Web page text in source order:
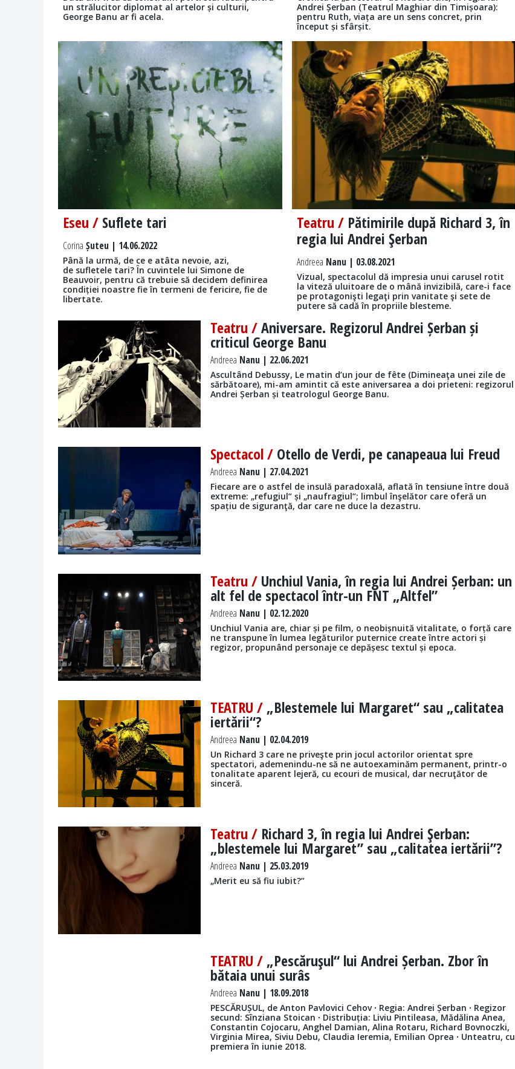
un strălucitor diplomat al artelor și culturii,
George Banu ar fi acela.
Andrei Șerban (Teatrul Maghiar din Timișoara):
pentru Ruth, viața are un sens concret, prin
început și sfârșit.
Eseu / Suflete tari
Corina Șuteu | 14.06.2022
Până la urmă, de ce e atâta nevoie, azi,
de sufletele tari? În cuvintele lui Simone de
Beauvoir, pentru că trebuie să decidem definirea
condiției noastre fie în termeni de fericire, fie de
libertate.
Teatru / Pătimirile după Richard 3, în
regia lui Andrei Şerban
Andreea Nanu | 03.08.2021
Vizual, spectacolul dă impresia unui carusel rotit
la viteză uluitoare de o mână invizibilă, care-i face
pe protagonişti legaţi prin vanitate şi sete de
putere să cadă în propriile blesteme.
Teatru /Aniversare. Regizorul Andrei Șerban și
criticul George Banu
Andreea Nanu | 22.06.2021
Ascultând Debussy, Le matin d’un jour de fête (Dimineaţa unei zile de
sărbătoare), mi-am amintit că este aniversarea a doi prieteni: regizorul
Andrei Șerban și teatrologul George Banu.
Spectacol / Otello de Verdi, pe canapeaua lui Freud
Andreea Nanu | 27.04.2021
Fiecare are o astfel de insulă paradoxală, aflată în tensiune între două
extreme: „refugiul“ și „naufragiul“; limbul înşelător care oferă un
spațiu de siguranţă, dar care ne duce la dezastru.
Teatru / Unchiul Vania, în regia lui Andrei Șerban: un
alt fel de spectacol într-un FNT „Altfel”
Andreea Nanu | 02.12.2020
Unchiul Vania are, chiar și pe film, o neobișnuită vitalitate, o forță care
ne transpune în lumea legăturilor puternice create între actori și
regizor, propunând personaje ce depășesc textul și epoca.
TEATRU / „Blestemele lui Margaret“ sau „calitatea
iertării“?
Andreea Nanu | 02.04.2019
Un Richard 3 care ne priveşte prin jocul actorilor orientat spre
spectatori, ademenindu-ne să ne autoexaminăm permanent, printr-o
tonalitate aparent lejeră, cu ecouri de musical, dar necruţător de
sinceră.
Teatru / Richard 3, în regia lui Andrei Şerban:
„blestemele lui Margaret” sau „calitatea iertării”?
Andreea Nanu | 25.03.2019
„Merit eu să fiu iubit?”
TEATRU / „Pescăruşul“ lui Andrei Șerban. Zbor în
bătaia unui surâs
Andreea Nanu | 18.09.2018
PESCĂRUȘUL, de Anton Pavlovici Cehov ∙ Regia: Andrei Șerban ∙ Regizor
secund: Sînziana Stoican ∙ Distribuția: Liviu Pintileasa, Mădălina Anea,
Constantin Cojocaru, Anghel Damian, Alina Rotaru, Richard Bovnoczki,
Virginia Mirea, Siviu Debu, Claudia Ieremia, Emilian Oprea ∙ Unteatru, cu
premiera în iunie 2018.